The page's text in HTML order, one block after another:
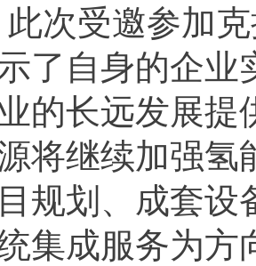
此次受邀参加
了自身的企
的长远发展提
将继续加强氢
规划、成套设
集成服务为方